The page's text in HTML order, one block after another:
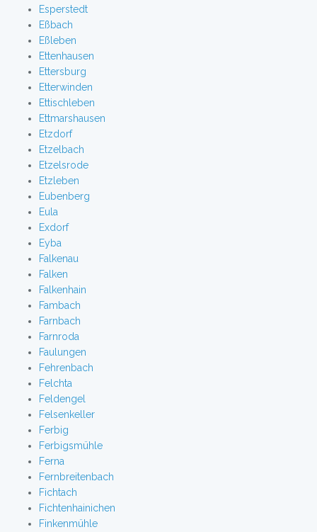
Esperstedt
Eßbach
Eßleben
Ettenhausen
Ettersburg
Etterwinden
Ettischleben
Ettmarshausen
Etzdorf
Etzelbach
Etzelsrode
Etzleben
Eubenberg
Eula
Exdorf
Eyba
Falkenau
Falken
Falkenhain
Fambach
Farnbach
Farnroda
Faulungen
Fehrenbach
Felchta
Feldengel
Felsenkeller
Ferbig
Ferbigsmühle
Ferna
Fernbreitenbach
Fichtach
Fichtenhainichen
Finkenmühle